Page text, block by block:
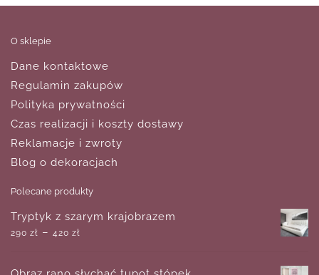
O sklepie
Dane kontaktowe
Regulamin zakupów
Polityka prywatności
Czas realizacji i koszty dostawy
Reklamacje i zwroty
Blog o dekoracjach
Polecane produkty
Tryptyk z szarym krajobrazem
290 zł – 420 zł